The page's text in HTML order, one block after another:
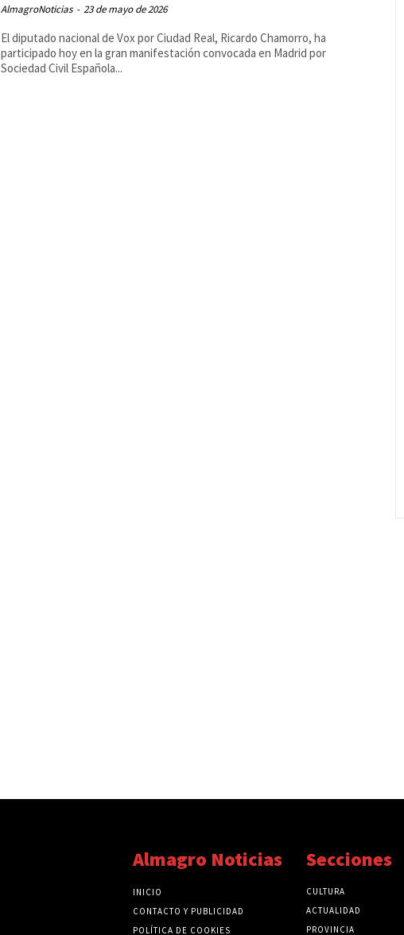
AlmagroNoticias - 23 de mayo de 2026
El diputado nacional de Vox por Ciudad Real, Ricardo Chamorro, ha
participado hoy en la gran manifestación convocada en Madrid por
Sociedad Civil Española...
Almagro Noticias
INICIO
CONTACTO Y PUBLICIDAD
POLÍTICA DE COOKIES
Secciones
CULTURA
ACTUALIDAD
PROVINCIA